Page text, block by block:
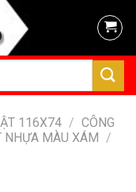
116X74 / CÔNG
NHỰA MÀU XÁM /